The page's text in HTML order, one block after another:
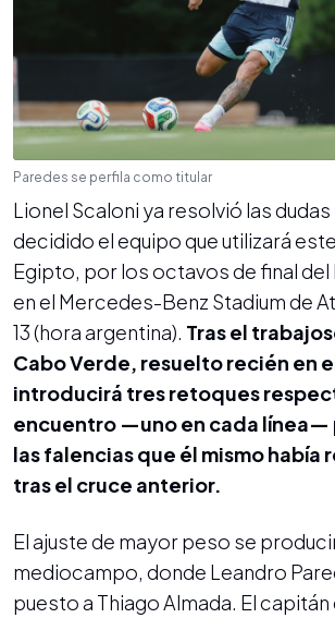
Paredes se perfila como titular
Lionel Scaloni ya resolvió las
decidido el equipo que utilizará
Egipto, por los octavos de final del
en el Mercedes-Benz Stadium de
13 (hora argentina). Tras el
Cabo Verde, resuelto recién en
introducirá tres retoques
encuentro —uno en cada línea—
las falencias que él mismo había
tras el cruce anterior.
El ajuste de mayor peso se
mediocampo, donde Leandro
puesto a Thiago Almada. El